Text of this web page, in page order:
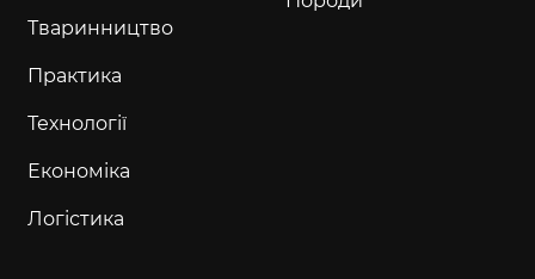
Тваринництво
Практика
Технології
Економіка
Логістика